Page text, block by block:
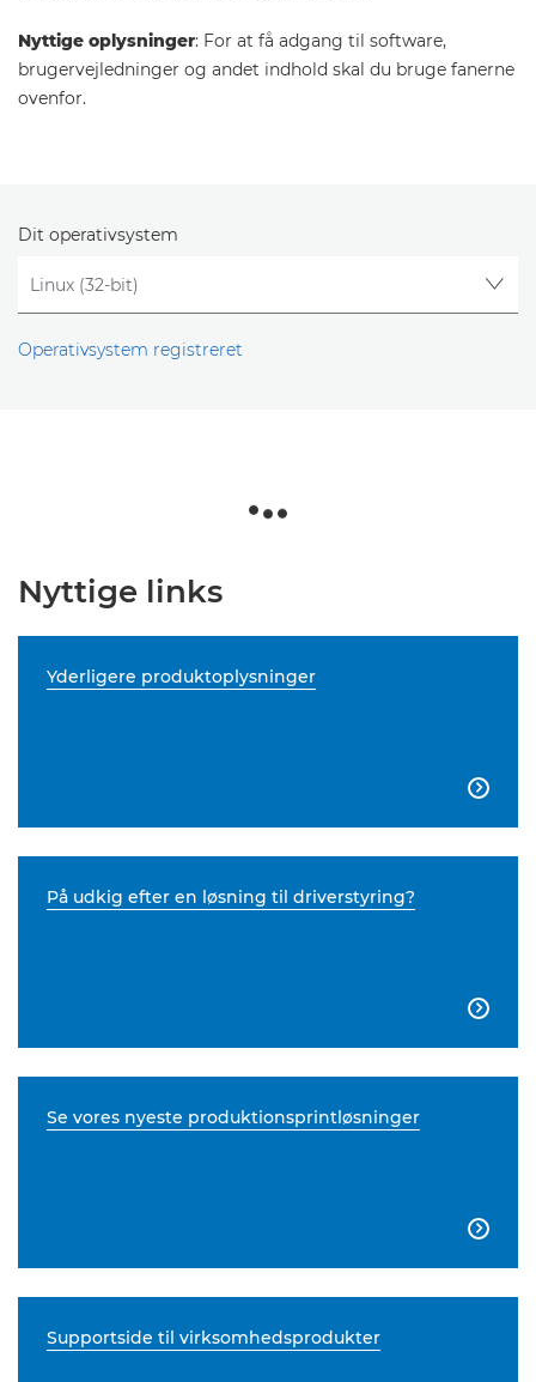
Nyttige oplysninger: For at få adgang til software,
brugervejledninger og andet indhold skal du bruge fanerne
ovenfor.
Dit operativsystem
Operativsystem registreret
Nyttige links
Yderligere produktoplysninger

På udkig efter en løsning til driverstyring?

Se vores nyeste produktionsprintløsninger

Supportside til virksomhedsprodukter